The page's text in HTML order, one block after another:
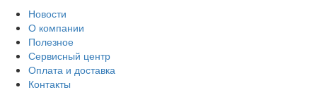
Новости
О компании
Полезное
Сервисный центр
Оплата и доставка
Контакты